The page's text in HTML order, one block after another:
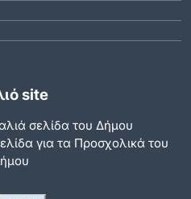
site
σελίδα του Δήμου
για τα Προσχολικά του